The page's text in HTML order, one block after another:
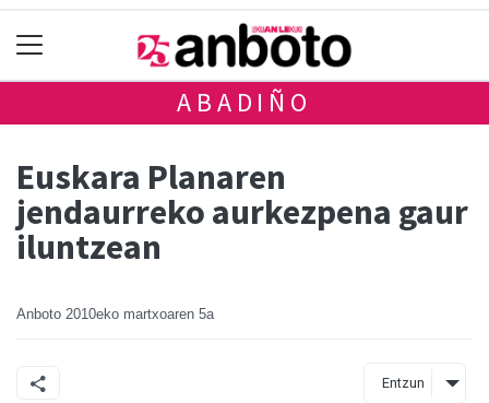
ABADIÑO
Euskara Planaren
jendaurreko aurkezpena gaur
iluntzean
Anboto 2010eko martxoaren 5a
Entzun